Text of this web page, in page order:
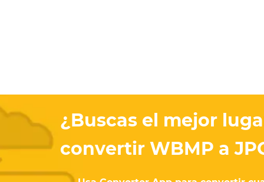
¿Buscas el mejor
convertir WBMP a